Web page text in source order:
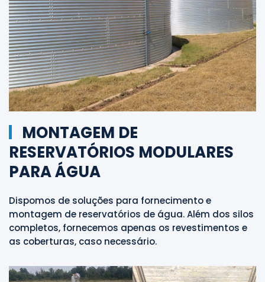
MONTAGEM DE
RESERVATÓRIOS MODULARES
PARA ÁGUA
Dispomos de soluções para fornecimento e
montagem de reservatórios de água. Além dos silos
completos, fornecemos apenas os revestimentos e
as coberturas, caso necessário.